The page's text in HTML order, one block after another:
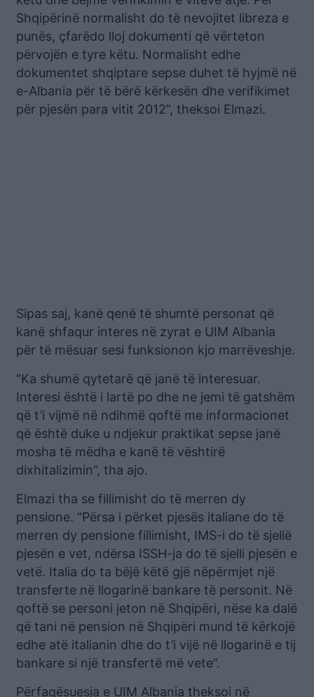
Shqipërinë normalisht do të nevojitet libreza e
punës, çfarëdo lloj dokumenti që vërteton
përvojën e tyre këtu. Normalisht edhe
dokumentet shqiptare sepse duhet të hyjmë në
e-Albania për të bërë kërkesën dhe verifikimet
për pjesën para vitit 2012”, theksoi Elmazi.
Sipas saj, kanë qenë të shumtë personat që
kanë shfaqur interes në zyrat e UIM Albania
për të mësuar sesi funksionon kjo marrëveshje.
“Ka shumë qytetarë që janë të interesuar.
Interesi është i lartë po dhe ne jemi të gatshëm
që t’i vijmë në ndihmë qoftë me informacionet
që është duke u ndjekur praktikat sepse janë
mosha të mëdha e kanë të vështirë
dixhitalizimin”, tha ajo.
Elmazi tha se fillimisht do të merren dy
pensione. “Përsa i përket pjesës italiane do të
merren dy pensione fillimisht, IMS-i do të sjellë
pjesën e vet, ndërsa ISSH-ja do të sjelli pjesën e
vetë. Italia do ta bëjë këtë gjë nëpërmjet një
transferte në llogarinë bankare të personit. Në
qoftë se personi jeton në Shqipëri, nëse ka dalë
që tani në pension në Shqipëri mund të kërkojë
edhe atë italianin dhe do t’i vijë në llogarinë e tij
bankare si një transfertë më vete”.
Përfaqësuesja e UIM Albania theksoi në